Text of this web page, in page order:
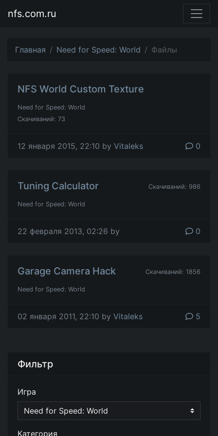
nfs.com.ru
Главная Need for Speed: World Файлы
NFS World Custom Texture
Need for Speed: World
Скачиваний: 73
12 января 2015, 22:10 by Vitaleks 0
Tuning Calculator
Need for Speed: World
Скачиваний: 986
22 февраля 2013, 02:26 by 0
Garage Camera Hack
Need for Speed: World
Скачиваний: 1856
02 января 2011, 22:10 by Vitaleks 5
Фильтр
Игра
Категория